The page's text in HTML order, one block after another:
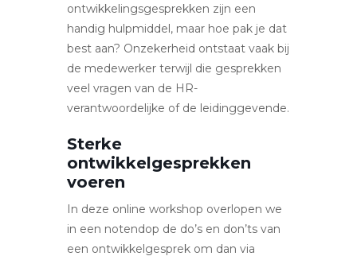
ontwikkelingsgesprekken zijn een
handig hulpmiddel, maar hoe pak je dat
best aan? Onzekerheid ontstaat vaak bij
de medewerker terwijl die gesprekken
veel vragen van de HR-
verantwoordelijke of de leidinggevende.
Sterke
ontwikkelgesprekken
voeren
In deze online workshop overlopen we
in een notendop de do’s en don’ts van
een ontwikkelgesprek om dan via